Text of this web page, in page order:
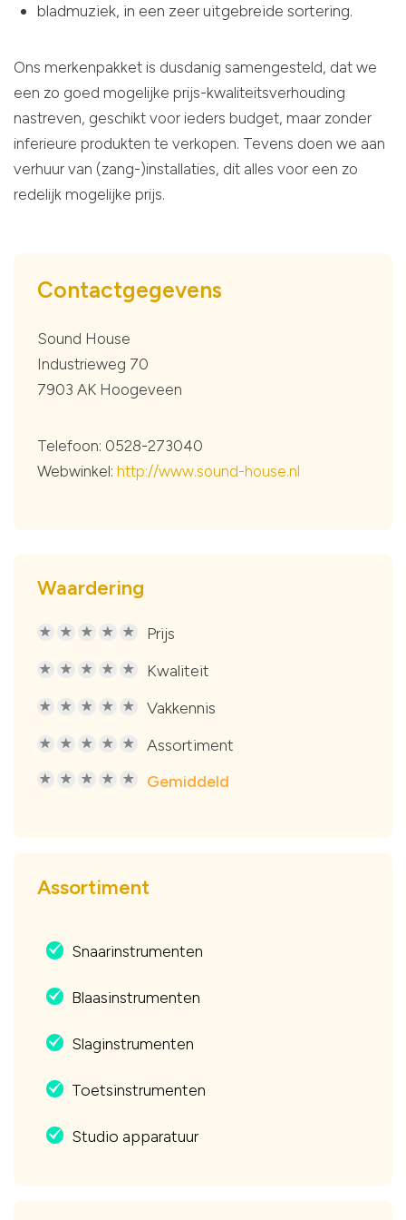
bladmuziek, in een zeer uitgebreide sortering.
Ons merkenpakket is dusdanig samengesteld, dat we
een zo goed mogelijke prijs-kwaliteitsverhouding
nastreven, geschikt voor ieders budget, maar zonder
inferieure produkten te verkopen. Tevens doen we aan
verhuur van (zang-)installaties, dit alles voor een zo
redelijk mogelijke prijs.
Contactgegevens
Sound House
Industrieweg 70
7903 AK Hoogeveen
Telefoon: 0528-273040
Webwinkel: http://www.sound-house.nl
Waardering
R R R R R Prijs
R R R R R Kwaliteit
R R R R R Vakkennis
R R R R R Assortiment
R R R R R Gemiddeld
Assortiment
. Snaarinstrumenten
. Blaasinstrumenten
. Slaginstrumenten
. Toetsinstrumenten
. Studio apparatuur